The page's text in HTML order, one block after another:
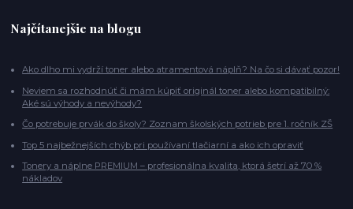
Najčítanejšie na blogu
Ako dlho mi vydrží toner alebo atramentová náplň? Na čo si dávať pozor!
Neviem sa rozhodnúť či mám kúpiť originál toner alebo kompatibilný:
Aké sú výhody a nevýhody?
Čo potrebuje prvák do školy? Zoznam školských potrieb pre 1. ročník ZŠ
Top 5 najbežnejších chýb pri používaní tlačiarní a ako ich opraviť
Tonery a náplne PREMIUM – profesionálna kvalita, ktorá šetrí až 70 %
nákladov